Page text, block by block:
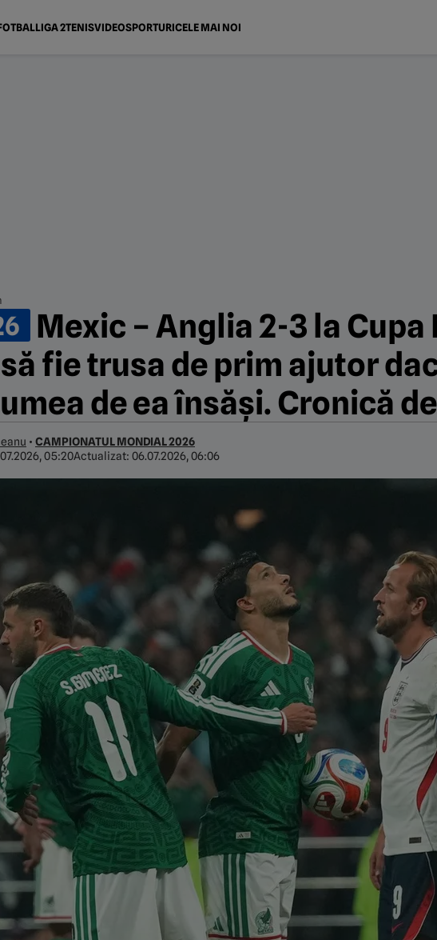
LIGA 2TENISVIDEOSPORTURICELE MAI NOI
Mexic – Anglia 2-3 la
fie trusa de prim ajutor
de ea însăși. Cronică
• CAMPIONATUL MONDIAL 2026
05:20Actualizat: 06.07.2026, 06:06